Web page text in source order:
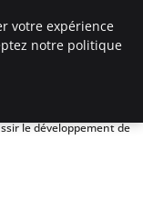
le développement de
votre expérience
notre politique